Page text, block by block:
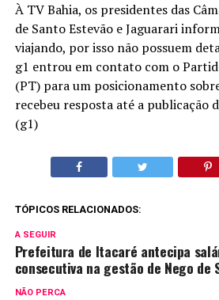
À TV Bahia, os presidentes das
de Santo Estevão e Jaguarari
viajando, por isso não possuem
g1 entrou em contato com o
(PT) para um posicionamento
recebeu resposta até a publicação
(g1)
TÓPICOS RELACIONADOS:
A SEGUIR
Prefeitura de Itacaré antecipa
consecutiva na gestão de Nego de
NÃO PERCA